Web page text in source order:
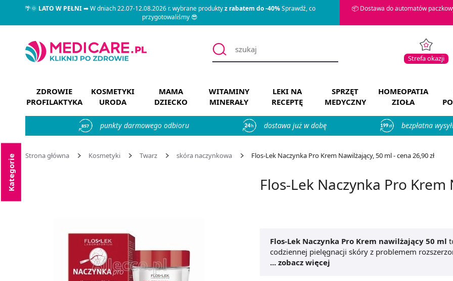
🌴🌞LATO W PEŁNI➡ W dniach 22.07-12.08.2026 r. wybrane produktyz rabatem do -40%Sprawdź, co
przygotowaliśmy 😎
📦 Dostawa do automatów
Strefa okazji
ZDROWIE
PROFILAKTYKA
KOSMETYKI
URODA
MAMA
DZIECKO
WITAMINY
MINERAŁY
LEKI NA
RECEPTĘ
SPRZĘT
MEDYCZNY
HOMEOPATIA
ZIOŁA
857 punkty darmowego odbioru dostawa już w dobę bezpłatna
Strona główna Kosmetyki Twarz skóra naczynkowa Flos-Lek Naczynka Pro Krem Nawilżający, 50 ml - cena 26,90 zł
Kategorie Flos-Lek Naczynka Pro Krem
Flos-Lek Naczynka Pro Krem nawilżający 50 ml
codziennej pielęgnacji skóry z problemem
Formuła zawiera składniki wzmacniające naczynia
... zobacz więcej